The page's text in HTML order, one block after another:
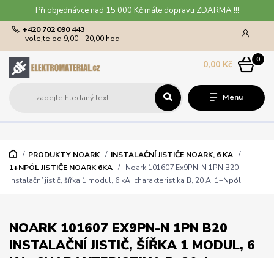
Při objednávce nad 15 000 Kč máte dopravu ZDARMA !!!
Menu
+420 702 090 443
volejte od 9,00 - 20,00 hod
0
0,00 Kč
PRODUKTY NOARK
INSTALAČNÍ JISTIČE NOARK, 6 KA
1+NPÓL JISTIČE NOARK 6KA
Noark 101607 Ex9PN-N 1PN B20
Instalační jistič, šířka 1 modul, 6 kA, charakteristika B, 20 A, 1+Npól
NOARK 101607 EX9PN-N 1PN B20
INSTALAČNÍ JISTIČ, ŠÍŘKA 1 MODUL, 6